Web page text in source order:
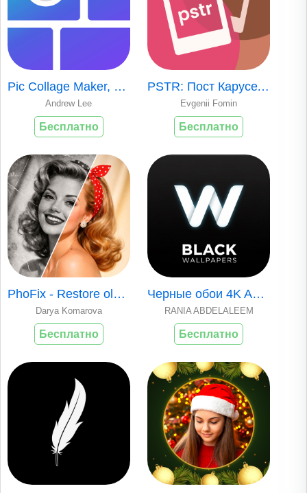
Pic Collage Maker, Photo Grids
Andrew Lee
Бесплатно
PSTR: Пост Карусель и коллаж
Evgenii Fomin
Бесплатно
PhoFix - Restore old photos AI
Darya Komarova
Бесплатно
Черные обои 4K AMOLED
RANIA ABDELALEEM
Бесплатно